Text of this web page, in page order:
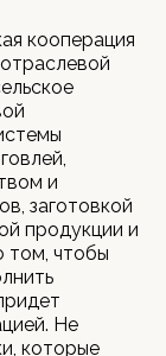
кооперация
и
заготовкой
продукции и
том, чтобы
Не
которые